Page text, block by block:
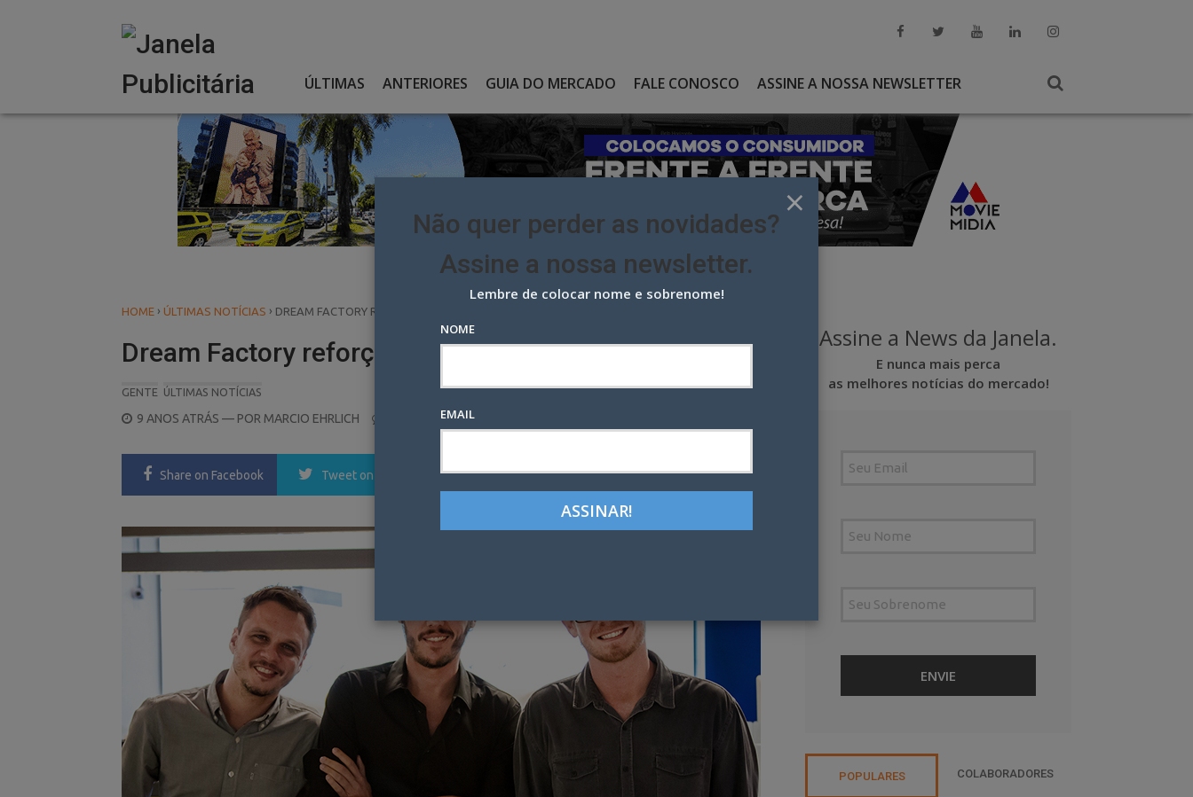
ÚLTIMAS ANTERIORES GUIA DO MERCADO FALE CONOSCO ASSINE A NOSSA NEWSLETTER
HOME › ÚLTIMAS NOTÍCIAS › DREAM FACTORY REFORÇA PLANEJAMENTO E CRIAÇÃO
Dream Factory reforça planejamento e criação
GENTE ÚLTIMAS NOTÍCIAS
POSTED
9 ANOS ATRÁS — POR MARCIO EHRLICH
Share on Facebook Tweet on Twitter Google+ LinkedIn Pinterest
Assine a News da Janela.
E nunca mais perca
as melhores notícias do mercado!
POPULARES COLABORADORES
×
Não quer perder as novidades?
Assine a nossa newsletter.
Lembre de colocar nome e sobrenome!
NOME
EMAIL